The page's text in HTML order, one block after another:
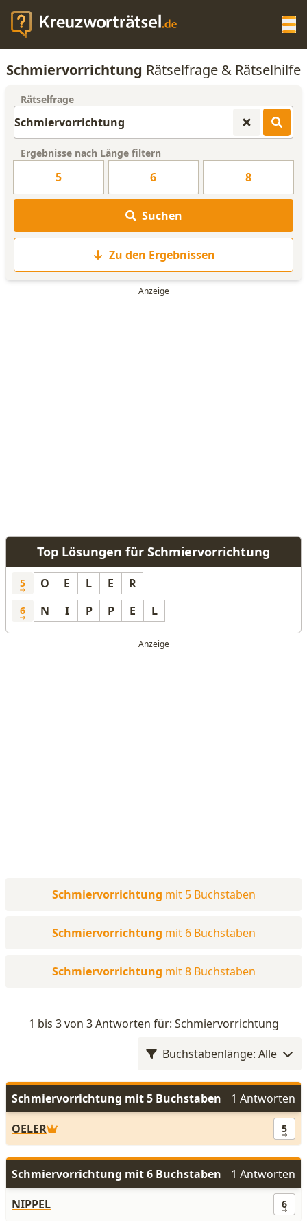
KREUZWORTRÄTSEL-HILFE
WORTLISTE
Schmiervorrichtung Rätselfrage & Rätselhilfe
Rätselfrage
Ergebnisse nach Länge filtern
5 6 8
Suchen
Zu den Ergebnissen
Top Lösungen für Schmiervorrichtung
5 O E L E R
6 N I P P E L
Schmiervorrichtung mit 5 Buchstaben
Schmiervorrichtung mit 6 Buchstaben
Schmiervorrichtung mit 8 Buchstaben
1 bis 3 von 3 Antworten für: Schmiervorrichtung
Buchstabenlänge: Alle
Schmiervorrichtung mit 5 Buchstaben
1 Antworten
OELER
5
Schmiervorrichtung mit 6 Buchstaben
1 Antworten
NIPPEL
6